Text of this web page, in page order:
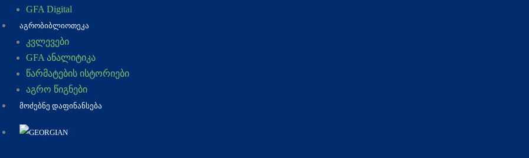
GFA Digital
ᲐᲒᲠᲝᲑᲘᲑᲚᲘᲝᲗᲔᲙᲐ
კვლევები
GFA ანალიტიკა
წარმატების ისტორიები
აგრო წიგნები
ᲛᲝᲫᲔᲑᲜᲔ ᲓᲐᲤᲘᲜᲐᲜᲡᲔᲑᲐ